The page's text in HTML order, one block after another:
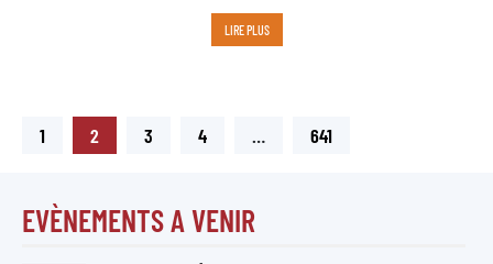
LIRE PLUS
1 2 3 4 … 641
EVÈNEMENTS A VENIR